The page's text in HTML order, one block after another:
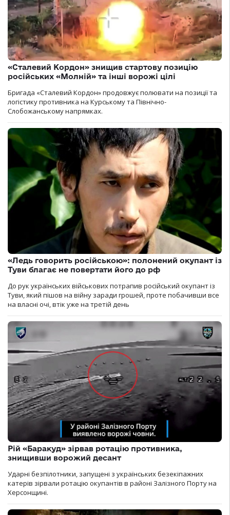
«Сталевий Кордон» знищив стартову позицію
російських «Молній» та інші ворожі цілі
Бригада «Сталевий Кордон» продовжує полювати на позиції та
логістику противника на Курському та Північно-
Слобожанському напрямках.
«Ледь говорить російською»: полонений окупант із
Туви благає не повертати його до рф
До рук українських військових потрапив російський окупант із
Туви, який пішов на війну заради грошей, проте побачивши все
на власні очі, втік уже на третій день
Рій «Баракуд» зірвав ротацію противника,
знищивши ворожий десант
Ударні безпілотники, запущені з українських безекіпажних
катерів зірвали ротацію окупантів в районі Залізного Порту на
Херсонщині.